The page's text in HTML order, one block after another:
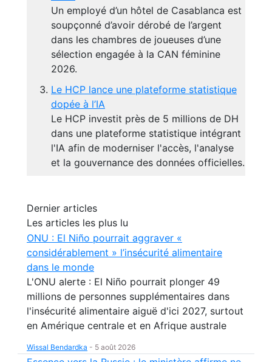
Un employé d’un hôtel de Casablanca est
soupçonné d’avoir dérobé de l’argent
dans les chambres de joueuses d’une
sélection engagée à la CAN féminine
2026.
Le HCP lance une plateforme statistique
dopée à l’IA
Le HCP investit près de 5 millions de DH
dans une plateforme statistique intégrant
l'IA afin de moderniser l'accès, l'analyse
et la gouvernance des données officielles.
Dernier articles
Les articles les plus lu
ONU : El Niño pourrait aggraver «
considérablement » l’insécurité alimentaire
dans le monde
L'ONU alerte : El Niño pourrait plonger 49
millions de personnes supplémentaires dans
l'insécurité alimentaire aiguë d'ici 2027, surtout
en Amérique centrale et en Afrique australe
Wissal Bendardka - 5 août 2026